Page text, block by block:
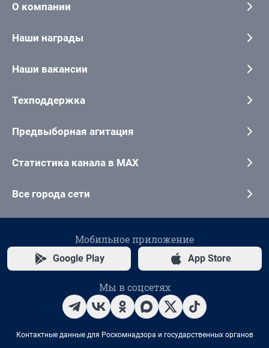
О компании
Наши награды
Наши вакансии
Техподдержка
Предвыборная агитация
Статистика канала в MAX
Все города сети
Мобильное приложение
Google Play App Store
Мы в соцсетях
Контактные данные для Роскомнадзора и государственных органов